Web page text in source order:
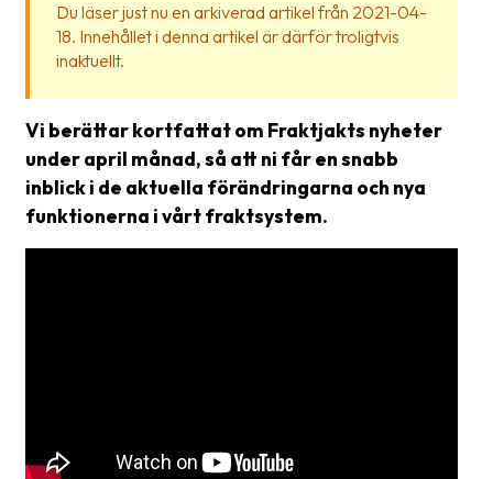
är
Fraktjakt?
Hjälp?
Vanliga
frågor
&
svar
Du läser just nu en arkiverad artikel från 2021-04-
18. Innehållet i denna artikel är därför troligtvis
inaktuellt.
Vi berättar kortfattat om Fraktjakts nyheter
under april månad, så att ni får en snabb
inblick i de aktuella förändringarna och nya
funktionerna i vårt fraktsystem.